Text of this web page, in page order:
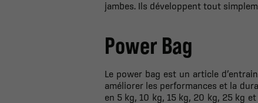
jambes. Ils développent tout
Power Bag
Le power bag est un article
améliorer les performances et la
en 5 kg, 10 kg, 15 kg, 20 kg, 25 kg